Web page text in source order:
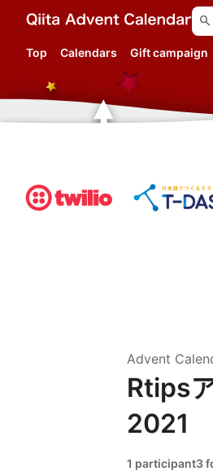
search
Top Calendars Gift campaign
Advent
Rtips
2021
1 participant3